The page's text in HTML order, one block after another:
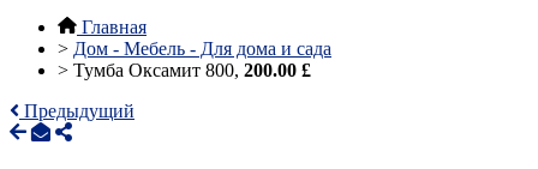
Главная
> Дом - Мебель - Для дома и сада
> Тумба Оксамит 800, 200.00 £
Предыдущий